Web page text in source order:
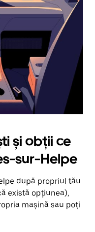
și obții ce
sur-Helpe
după propriul tău
există opțiunea),
mașină sau poți